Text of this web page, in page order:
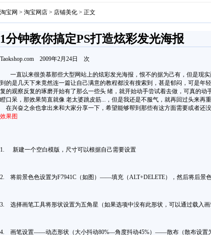
淘宝网 > 淘宝网店 > 店铺美化 > 正文
1分钟教你搞定PS打造炫彩发光海报
Taokshop.com 2009年2月24日 次
一直以来很羡慕那些大型网站上的炫彩发光海报，恨不的据为己有，但是现实
到的是几天下来竟然连一篇让自己满意的教程都没有搜索到，甚是郁闷，可是年
复的观察反复的琢磨开始有了那么一些头 绪，就开始动手尝试着去做，可真的
瞪口呆，那效果简直就像 老太婆跳皮筋...，但是我还是不服气，就再回过头来再
在兴奋之余也拿出来和大家分享一下，希望能够帮到那些有这方面需要或者还
效果图
1. 新建一个空白模版，尺寸可以根据自己需要设置
2. 将前景色色设置为F7941C （如图）——填充（ALT+DELETE），然后将后景
3. 选择画笔工具将形状设置为五角星（如果选项中没有此形状，可以通过载入画
4. 画笔设置——动态形状（大小抖动80%—角度抖动45%）——散布（散布设置